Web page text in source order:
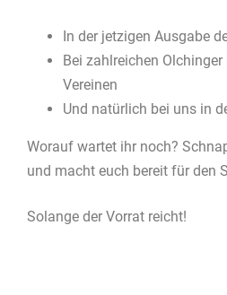
In der jetzigen Ausgabe
Bei zahlreichen
Vereinen
Und natürlich bei uns in
Worauf wartet ihr noch?
und macht euch bereit für den
Solange der Vorrat reicht!